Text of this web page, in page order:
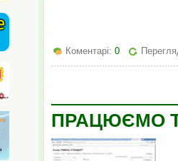
Коментарі: 0
ПРАЦЮЄМО